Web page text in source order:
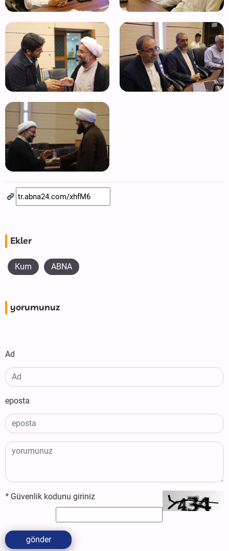
Ekler
Kum ABNA
yorumunuz
Ad
eposta
* Güvenlik kodunu giriniz
gönder